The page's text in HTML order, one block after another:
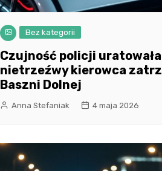
Bez kategorii
Czujność policji
nietrzeźwy kierowca
Baszni Dolnej
Anna Stefaniak 4 maja 2026